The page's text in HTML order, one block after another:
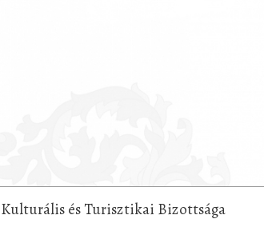
és Turisztikai Bizottsága